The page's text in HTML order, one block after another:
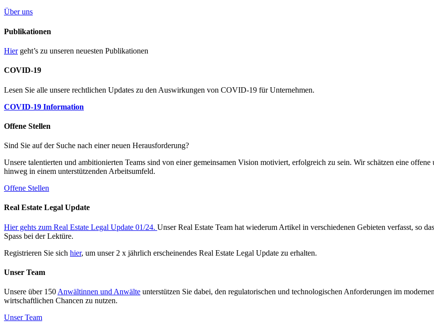
Über uns
Publikationen
Hiergeht’s zu unseren neuesten Publikationen
COVID-19
Lesen Sie alle unsere rechtlichen Updates zu den Auswirkungen von COVID-19 für Unternehmen.
COVID-19 Information
Offene Stellen
Sind Sie auf der Suche nach einer neuen Herausforderung?
Unsere talentierten und ambitionierten Teams sind von einer gemeinsamen Vision motiviert, erfolgreich zu sein. Wir schätzen eine
hinweg in einem unterstützenden Arbeitsumfeld.
Offene Stellen
Real Estate Legal Update
Hier gehts zum Real Estate Legal Update 01/24. Unser Real Estate Team hat wiederum Artikel in verschiedenen Gebieten verfasst, so
Spass bei der Lektüre.
Registrieren Sie sich hier, um unser 2 x jährlich erscheinendes Real Estate Legal Update zu erhalten.
Unser Team
Unsere über 150 Anwältinnen und Anwälte unterstützen Sie dabei, den regulatorischen und technologischen Anforderungen im
wirtschaftlichen Chancen zu nutzen.
Unser Team